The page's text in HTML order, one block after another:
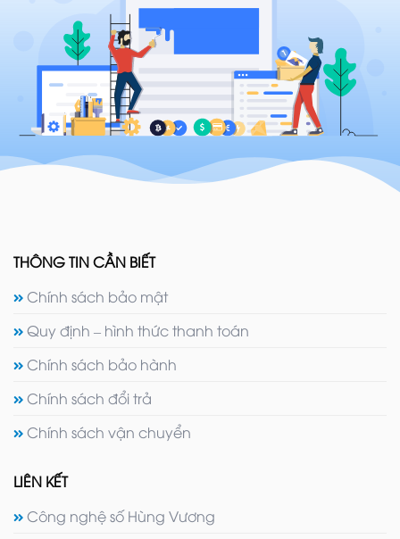
THÔNG TIN CẦN BIẾT
Chính sách bảo mật
Quy định – hình thức thanh toán
Chính sách bảo hành
Chính sách đổi trả
Chính sách vận chuyển
LIÊN KẾT
Công nghệ số Hùng Vương